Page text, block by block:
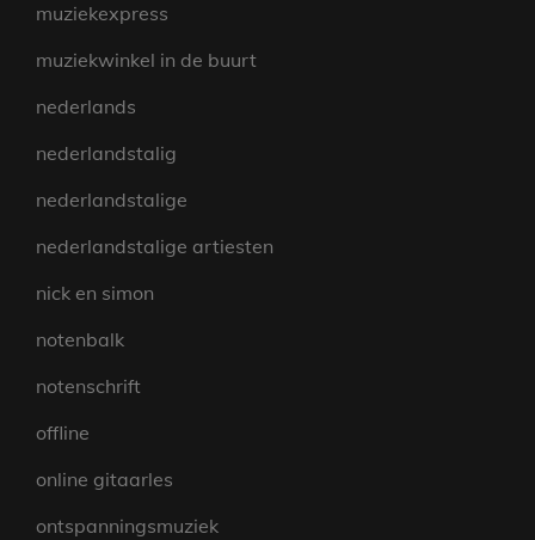
muziekexpress
muziekwinkel in de buurt
nederlands
nederlandstalig
nederlandstalige
nederlandstalige artiesten
nick en simon
notenbalk
notenschrift
offline
online gitaarles
ontspanningsmuziek